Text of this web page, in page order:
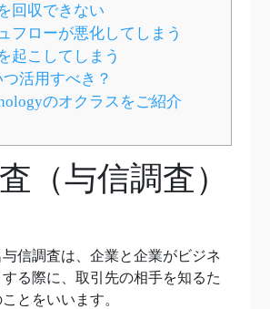
回収できない
フローが悪化してしまう
起こしてしまう
活用すべき？
のオクラスをご紹介
（与信調査）
信調査は、企業と企業がビジネ
る際に、取引先の相手を知るた
とをいいます。